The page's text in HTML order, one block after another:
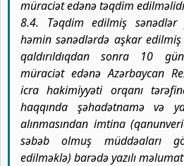
müraciət edənə təqdim
8.4. Təqdim edilmiş sənədlər
həmin sənədlərdə aşkar edilmiş
qaldırıldıqdan sonra 10
müraciət edənə Azərbaycan
icra hakimiyyəti orqanı
haqqında şəhadətnamə və
alınmasından imtina
səbəb olmuş müddəaları
edilməklə) barədə yazılı